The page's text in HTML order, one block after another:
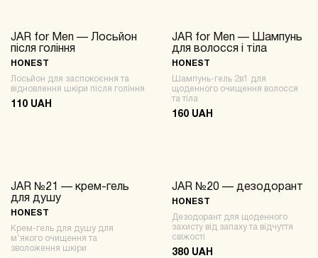
NEW
JAR for Men — Лосьйон
після гоління
HONEST
Лосьйон для заспокоєння та
відновлення шкіри після гоління
110 UAH
NEW
JAR for Men — Шампунь
для волосся і тіла
HONEST
Шампунь-гель 2в1 для
щоденного очищення волосся
та тіла
160 UAH
NEW
JAR №21 — крем-гель
для душу
HONEST
Крем-гель для душу для
м’якого очищення та
зволоження шкіри
NEW
JAR №20 — дезодорант
HONEST
Дезодорант для щоденного
захисту від запаху та відчуття
свіжості
380 UAH